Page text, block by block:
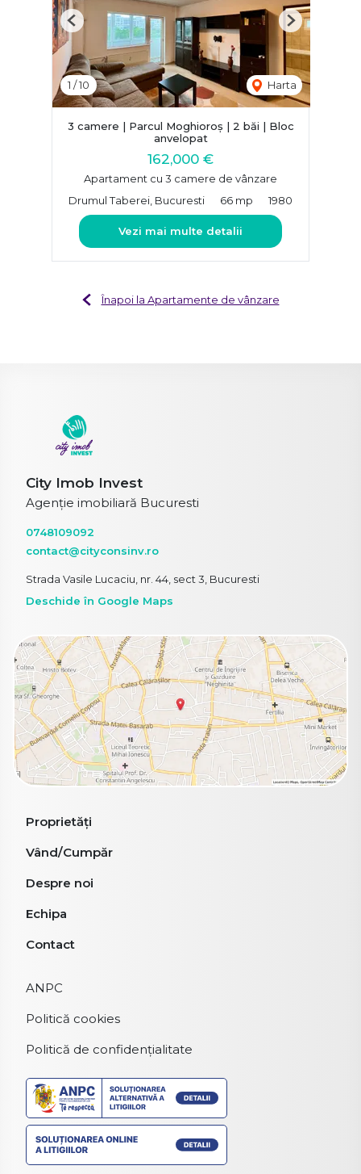
1 /10 Harta
Previous Next
3 camere | Parcul Moghioroș | 2 băi | Bloc
anvelopat
162,000 €
Apartament cu 3 camere de vânzare
Drumul Taberei, Bucuresti
66 mp 1980
Vezi mai multe detalii
Înapoi la Apartamente de vânzare
City Imob Invest
Agenție imobiliară Bucuresti
0748109092
contact@cityconsinv.ro
Strada Vasile Lucaciu, nr. 44, sect 3, Bucuresti
Deschide în Google Maps
Proprietăți
Vând/Cumpăr
Despre noi
Echipa
Contact
ANPC
Politică cookies
Politică de confidențialitate